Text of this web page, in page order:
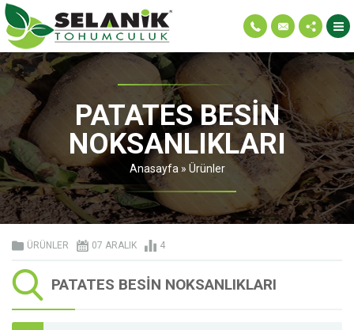
PATATES BESIN
NOKSANLIKLARI
Anasayfa » Ürünler
ÜRÜNLER 07 ARALIK 4
PATATES BESIN NOKSANLIKLARI